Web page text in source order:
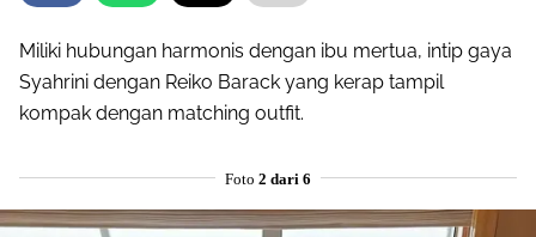
Miliki hubungan harmonis dengan ibu mertua, intip gaya
Syahrini dengan Reiko Barack yang kerap tampil
kompak dengan matching outfit.
Foto 2 dari 6